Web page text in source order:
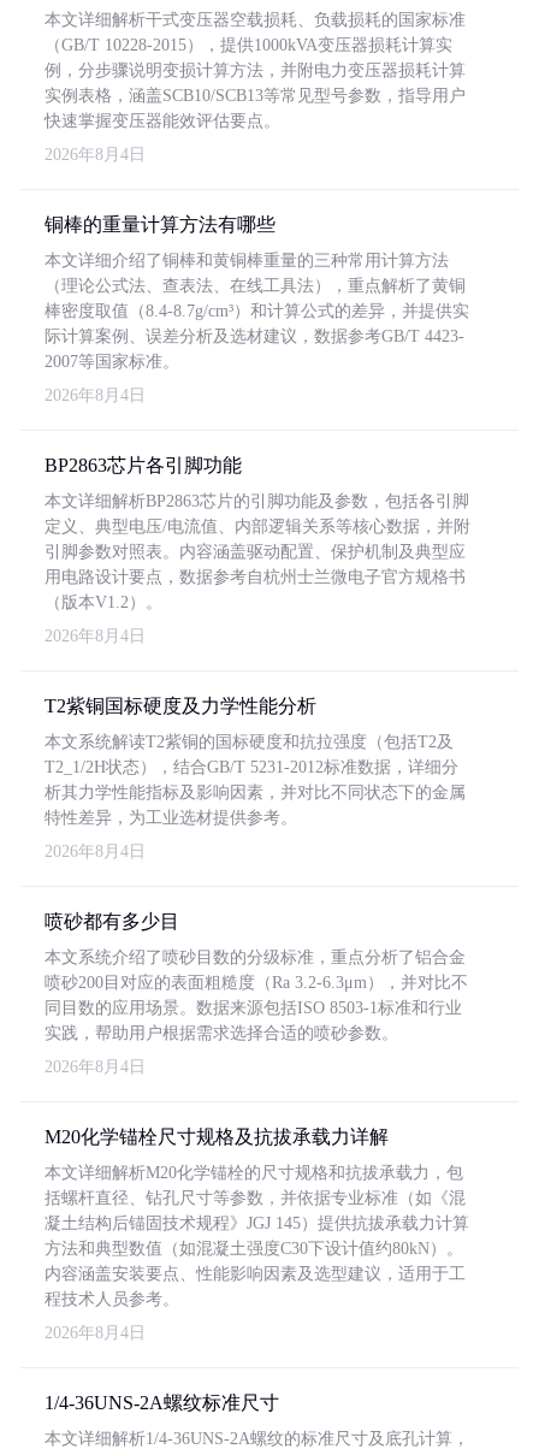
本文详细解析干式变压器空载损耗、负载损耗的国家标准
（GB/T 10228-2015），提供1000kVA变压器损耗计算实
例，分步骤说明变损计算方法，并附电力变压器损耗计算
实例表格，涵盖SCB10/SCB13等常见型号参数，指导用户
快速掌握变压器能效评估要点。
2026年8月4日
铜棒的重量计算方法有哪些
本文详细介绍了铜棒和黄铜棒重量的三种常用计算方法
（理论公式法、查表法、在线工具法），重点解析了黄铜
棒密度取值（8.4-8.7g/cm³）和计算公式的差异，并提供实
际计算案例、误差分析及选材建议，数据参考GB/T 4423-
2007等国家标准。
2026年8月4日
BP2863芯片各引脚功能
本文详细解析BP2863芯片的引脚功能及参数，包括各引脚
定义、典型电压/电流值、内部逻辑关系等核心数据，并附
引脚参数对照表。内容涵盖驱动配置、保护机制及典型应
用电路设计要点，数据参考自杭州士兰微电子官方规格书
（版本V1.2）。
2026年8月4日
T2紫铜国标硬度及力学性能分析
本文系统解读T2紫铜的国标硬度和抗拉强度（包括T2及
T2_1/2H状态），结合GB/T 5231-2012标准数据，详细分
析其力学性能指标及影响因素，并对比不同状态下的金属
特性差异，为工业选材提供参考。
2026年8月4日
喷砂都有多少目
本文系统介绍了喷砂目数的分级标准，重点分析了铝合金
喷砂200目对应的表面粗糙度（Ra 3.2-6.3μm），并对比不
同目数的应用场景。数据来源包括ISO 8503-1标准和行业
实践，帮助用户根据需求选择合适的喷砂参数。
2026年8月4日
M20化学锚栓尺寸规格及抗拔承载力详解
本文详细解析M20化学锚栓的尺寸规格和抗拔承载力，包
括螺杆直径、钻孔尺寸等参数，并依据专业标准（如《混
凝土结构后锚固技术规程》JGJ 145）提供抗拔承载力计算
方法和典型数值（如混凝土强度C30下设计值约80kN）。
内容涵盖安装要点、性能影响因素及选型建议，适用于工
程技术人员参考。
2026年8月4日
1/4-36UNS-2A螺纹标准尺寸
本文详细解析1/4-36UNS-2A螺纹的标准尺寸及底孔计算，